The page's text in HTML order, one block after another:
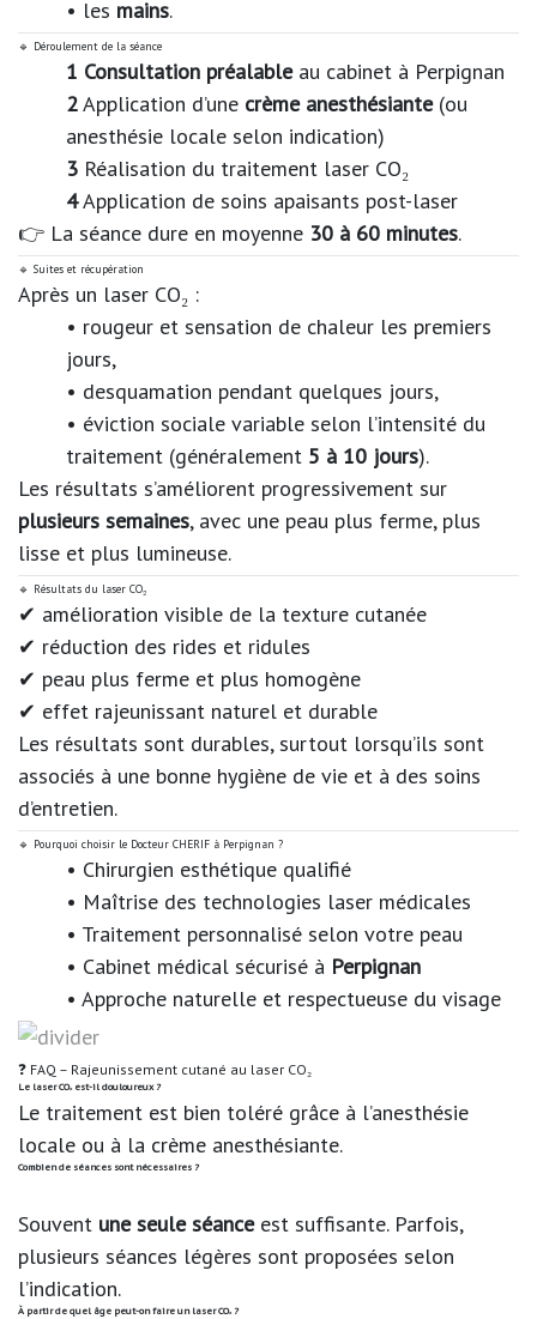
• les mains.
🔹 Déroulement de la séance
1 Consultation préalableau cabinet à Perpignan
2Application d’une crème anesthésiante(ou
anesthésie locale selon indication)
3 Réalisation du traitement laser CO₂
4Application de soins apaisants post-laser
👉 La séance dure en moyenne 30 à 60 minutes.
🔹 Suites et récupération
Après un laser CO₂ :
• rougeur et sensation de chaleur les premiers
jours,
• desquamation pendant quelques jours,
• éviction sociale variable selon l’intensité du
traitement (généralement 5 à 10 jours).
Les résultats s’améliorent progressivement sur
plusieurs semaines, avec une peau plus ferme, plus
lisse et plus lumineuse.
🔹 Résultats du laser CO₂
✔ amélioration visible de la texture cutanée
✔ réduction des rides et ridules
✔ peau plus ferme et plus homogène
✔ effet rajeunissant naturel et durable
Les résultats sont durables, surtout lorsqu’ils sont
associés à une bonne hygiène de vie et à des soins
d’entretien.
🔹 Pourquoi choisir le Docteur CHERIF à Perpignan ?
• Chirurgien esthétique qualifié
• Maîtrise des technologies laser médicales
• Traitement personnalisé selon votre peau
• Cabinet médical sécurisé à Perpignan
• Approche naturelle et respectueuse du visage
❓ FAQ – Rajeunissement cutané au laser CO₂
Le laser CO₂ est-il douloureux ?
Le traitement est bien toléré grâce à l’anesthésie
locale ou à la crème anesthésiante.
Combien de séances sont nécessaires ?
Souvent une seule séanceest suffisante. Parfois,
plusieurs séances légères sont proposées selon
l’indication.
À partir de quel âge peut-on faire un laser CO₂ ?